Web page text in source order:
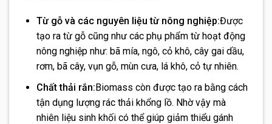
Từ gỗ và các nguyên liệu từ nông nghiệp:Được
tạo ra từ gỗ cũng như các phụ phẩm từ hoạt động
nông nghiệp như: bã mía, ngô, cỏ khô, cây gai dầu,
rơm, bã cây, vụn gỗ, mùn cưa, lá khô, cỏ tự nhiên.
Chất thải rắn:Biomass còn được tạo ra bằng cách
tận dụng lượng rác thải khổng lồ. Nhờ vậy mà
nhiên liệu sinh khối có thể giúp giảm thiểu gánh